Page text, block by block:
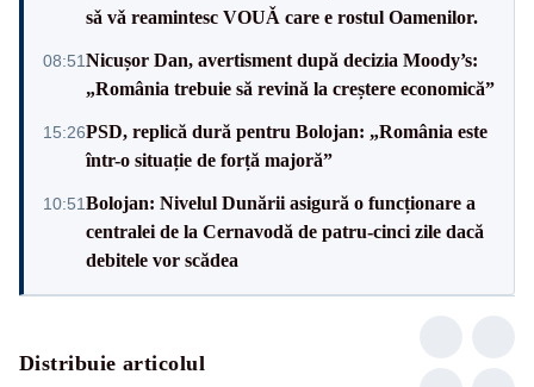
sǎ vǎ reamintesc VOUǍ care e rostul Oamenilor.
08:51Nicușor Dan, avertisment după decizia Moody’s:
„România trebuie să revină la creștere economică”
15:26PSD, replică dură pentru Bolojan: „România este
într-o situație de forță majoră”
10:51Bolojan: Nivelul Dunării asigură o funcționare a
centralei de la Cernavodă de patru-cinci zile dacă
debitele vor scădea
Distribuie articolul